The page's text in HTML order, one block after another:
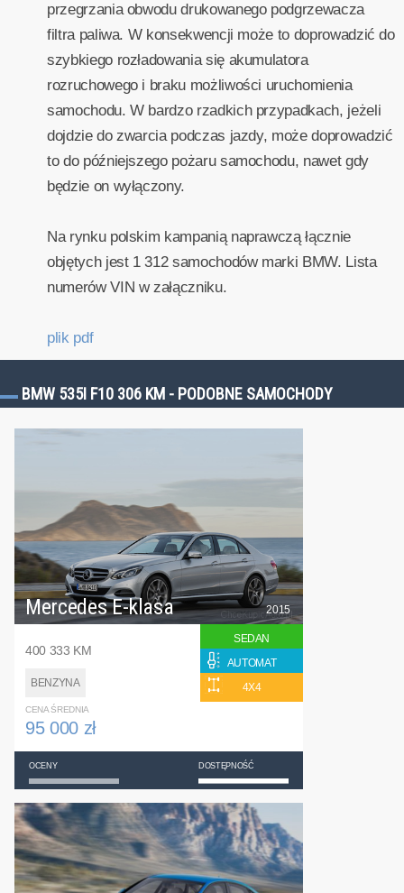
przegrzania obwodu drukowanego podgrzewacza
filtra paliwa. W konsekwencji może to doprowadzić do
szybkiego rozładowania się akumulatora
rozruchowego i braku możliwości uruchomienia
samochodu. W bardzo rzadkich przypadkach, jeżeli
dojdzie do zwarcia podczas jazdy, może doprowadzić
to do późniejszego pożaru samochodu, nawet gdy
będzie on wyłączony.
Na rynku polskim kampanią naprawczą łącznie
objętych jest 1 312 samochodów marki BMW. Lista
numerów VIN w załączniku.
plik pdf
BMW 535I F10 306 KM - PODOBNE SAMOCHODY
Mercedes E-klasa
400 333 KM
BENZYNA
2015
SEDAN
AUTOMAT
4X4
CENA ŚREDNIA
95 000 zł
OCENY DOSTĘPNOŚĆ